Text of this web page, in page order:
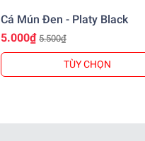
Cá Mún Đen - Platy Black
5.000₫ 5.500₫
TÙY CHỌN